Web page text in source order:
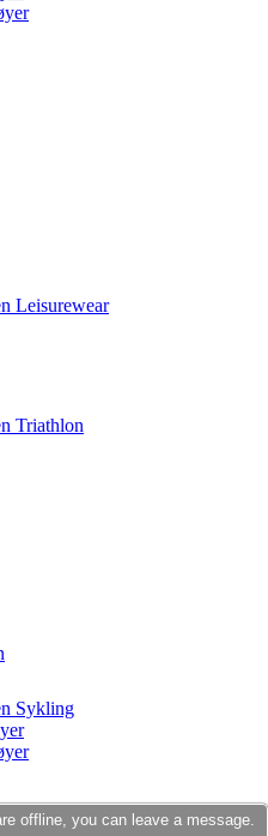
Leisurewear
Triathlon
Sykling
offline, you can leave a message.